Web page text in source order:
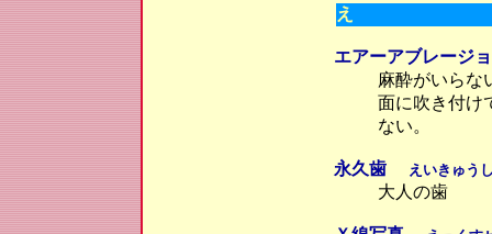
え
エアーアブレージ
麻酔がいらな
面に吹き付け
ない。
永久歯 えいきゅう
大人の歯